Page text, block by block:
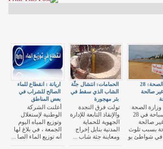
اريانة : انقطاع للماء
الصالح للشراب في
بعض المناطق
أعلنت الشركة
الوطنية لإستغلال
وتوزيع المياه اليوم
الجمعة ، في بلاغ لها
أنه توزيع الماء الصا ...
الحمامات: انتشال جثّة
الشاب الذي سقط في
بئر مهجورة
تولت فرق النجدة
والإنقاذ التابعة للإدارة
الجهوية للحماية
المدنية بنابل إخراج
ومعاينة جثة شاب ...
وزارة الصحة: 28
صالحة
الصحة
من السباحة في 28
صالحة
بسبب تلوث
في شواطئ بو